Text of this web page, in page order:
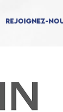
Rejoignez-